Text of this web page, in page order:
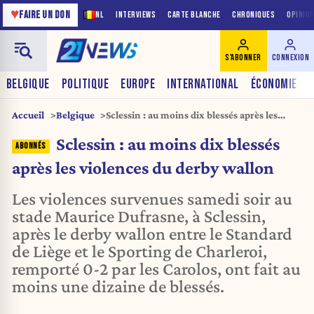
NL INTERVIEWS CARTE BLANCHE CHRONIQUES
♥FAIRE UN DON
BELGIQUE POLITIQUE EUROPE INTERNATIONAL ÉCONOMIE
S'ABONNER CONNEXION
Accueil Belgique
Sclessin : au moins dix blessés après les
Sclessin : au moins dix blessés
après les violences du derby wallon
Les violences survenues samedi soir au
stade Maurice Dufrasne, à Sclessin,
après le derby wallon entre le Standard
de Liège et le Sporting de Charleroi,
remporté 0-2 par les Carolos, ont fait au
moins une dizaine de blessés.